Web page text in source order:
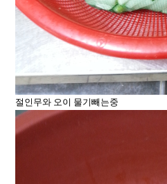
절인무와 오이 물기빼는중